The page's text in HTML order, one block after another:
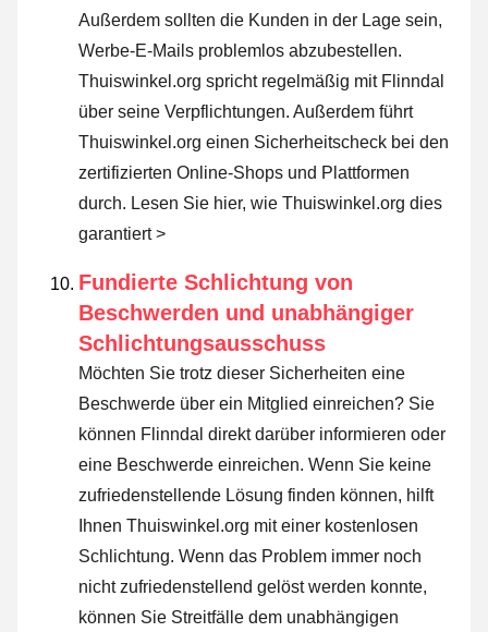
Außerdem sollten die Kunden in der Lage sein,
Werbe-E-Mails problemlos abzubestellen.
Thuiswinkel.org spricht regelmäßig mit Flinndal
über seine Verpflichtungen. Außerdem führt
Thuiswinkel.org einen Sicherheitscheck bei den
zertifizierten Online-Shops und Plattformen
durch. Lesen Sie hier, wie Thuiswinkel.org dies
garantiert >
Fundierte Schlichtung von
Beschwerden und unabhängiger
Schlichtungsausschuss
Möchten Sie trotz dieser Sicherheiten eine
Beschwerde über ein Mitglied einreichen? Sie
können Flinndal direkt darüber informieren oder
eine Beschwerde einreichen. Wenn Sie keine
zufriedenstellende Lösung finden können, hilft
Ihnen Thuiswinkel.org mit einer kostenlosen
Schlichtung. Wenn das Problem immer noch
nicht zufriedenstellend gelöst werden konnte,
können Sie Streitfälle dem unabhängigen